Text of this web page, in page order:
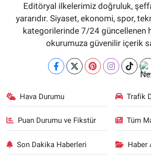
Editöryal ilkelerimiz doğruluk,
yararıdır. Siyaset, ekonomi, spor,
kategorilerinde 7/24 güncellenen
okurumuza güvenilir içerik
Hava Durumu Trafik
Puan Durumu ve Fikstür Tüm
Son Dakika Haberleri Haber